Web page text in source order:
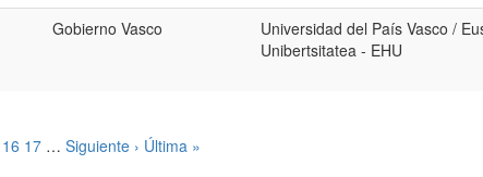
Gobierno Vasco
Universidad del País Vasco /
Unibertsitatea - EHU
16 17 … Siguiente › Última »